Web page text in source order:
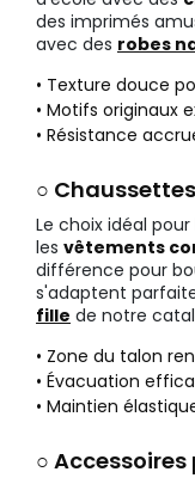
des imprimés
avec des robes
• Texture douce
• Motifs originaux
• Résistance
○
Le choix idéal
les vêtements
différence pour
s'adaptent
fille de notre
• Zone du talon
• Évacuation
• Maintien
○